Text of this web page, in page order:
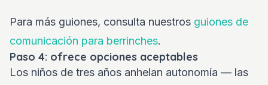
Para más guiones, consulta nuestros guiones de
comunicación para berrinches.
Paso 4: ofrece opciones aceptables
Los niños de tres años anhelan autonomía — las